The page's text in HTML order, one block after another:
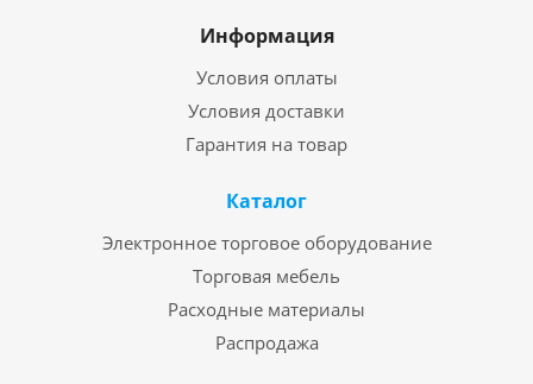
Информация
Условия оплаты
Условия доставки
Гарантия на товар
Каталог
Электронное торговое оборудование
Торговая мебель
Расходные материалы
Распродажа